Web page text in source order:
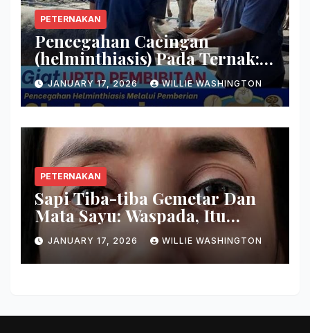
PETERNAKAN
Pencegahan Cacingan
(helminthiasis) Pada Ternak:
Basmi Induk Semang Cacing
Sekarang Juga!
JANUARY 17, 2026 WILLIE WASHINGTON
PETERNAKAN
Sapi Tiba-tiba Gemetar Dan
Mata Sayu: Waspada, Itu
Gejala Penyakit Serius!
JANUARY 17, 2026 WILLIE WASHINGTON